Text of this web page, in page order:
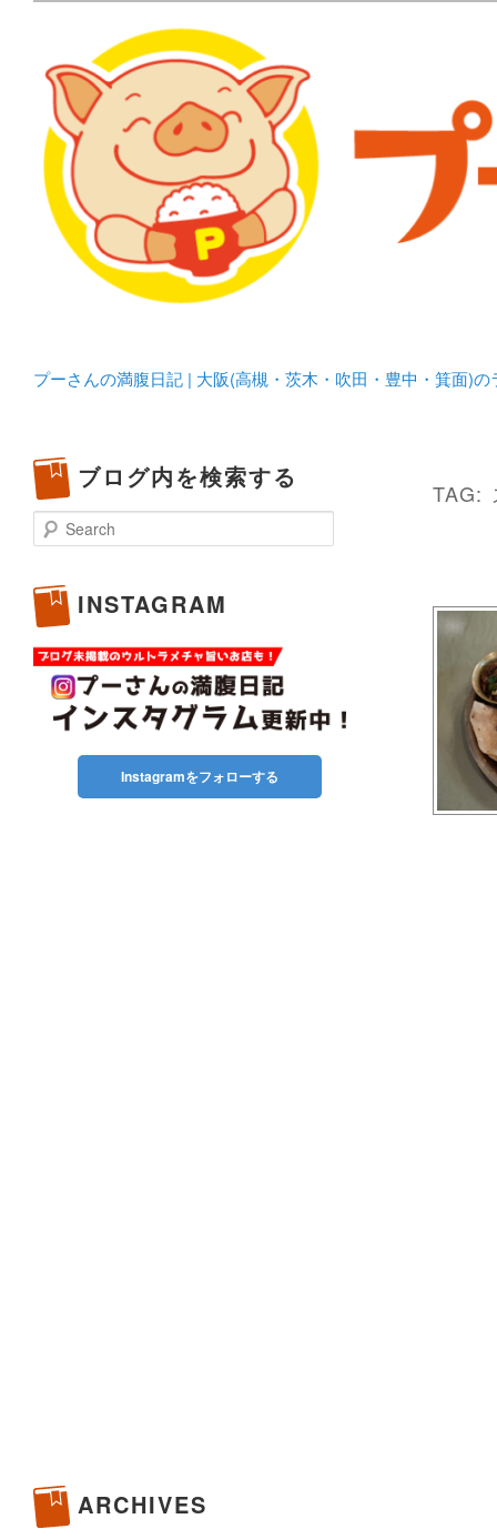
プーさんの満腹日記 |
豊中・箕面)のランチ＆
化してます。
プーさんの満腹日記 | 大阪(高槻・茨木・吹田・豊中・箕面)
TAG:
ブログ内を検索する
Search
INSTAGRAM
Instagramをフォローする
ARCHIVES